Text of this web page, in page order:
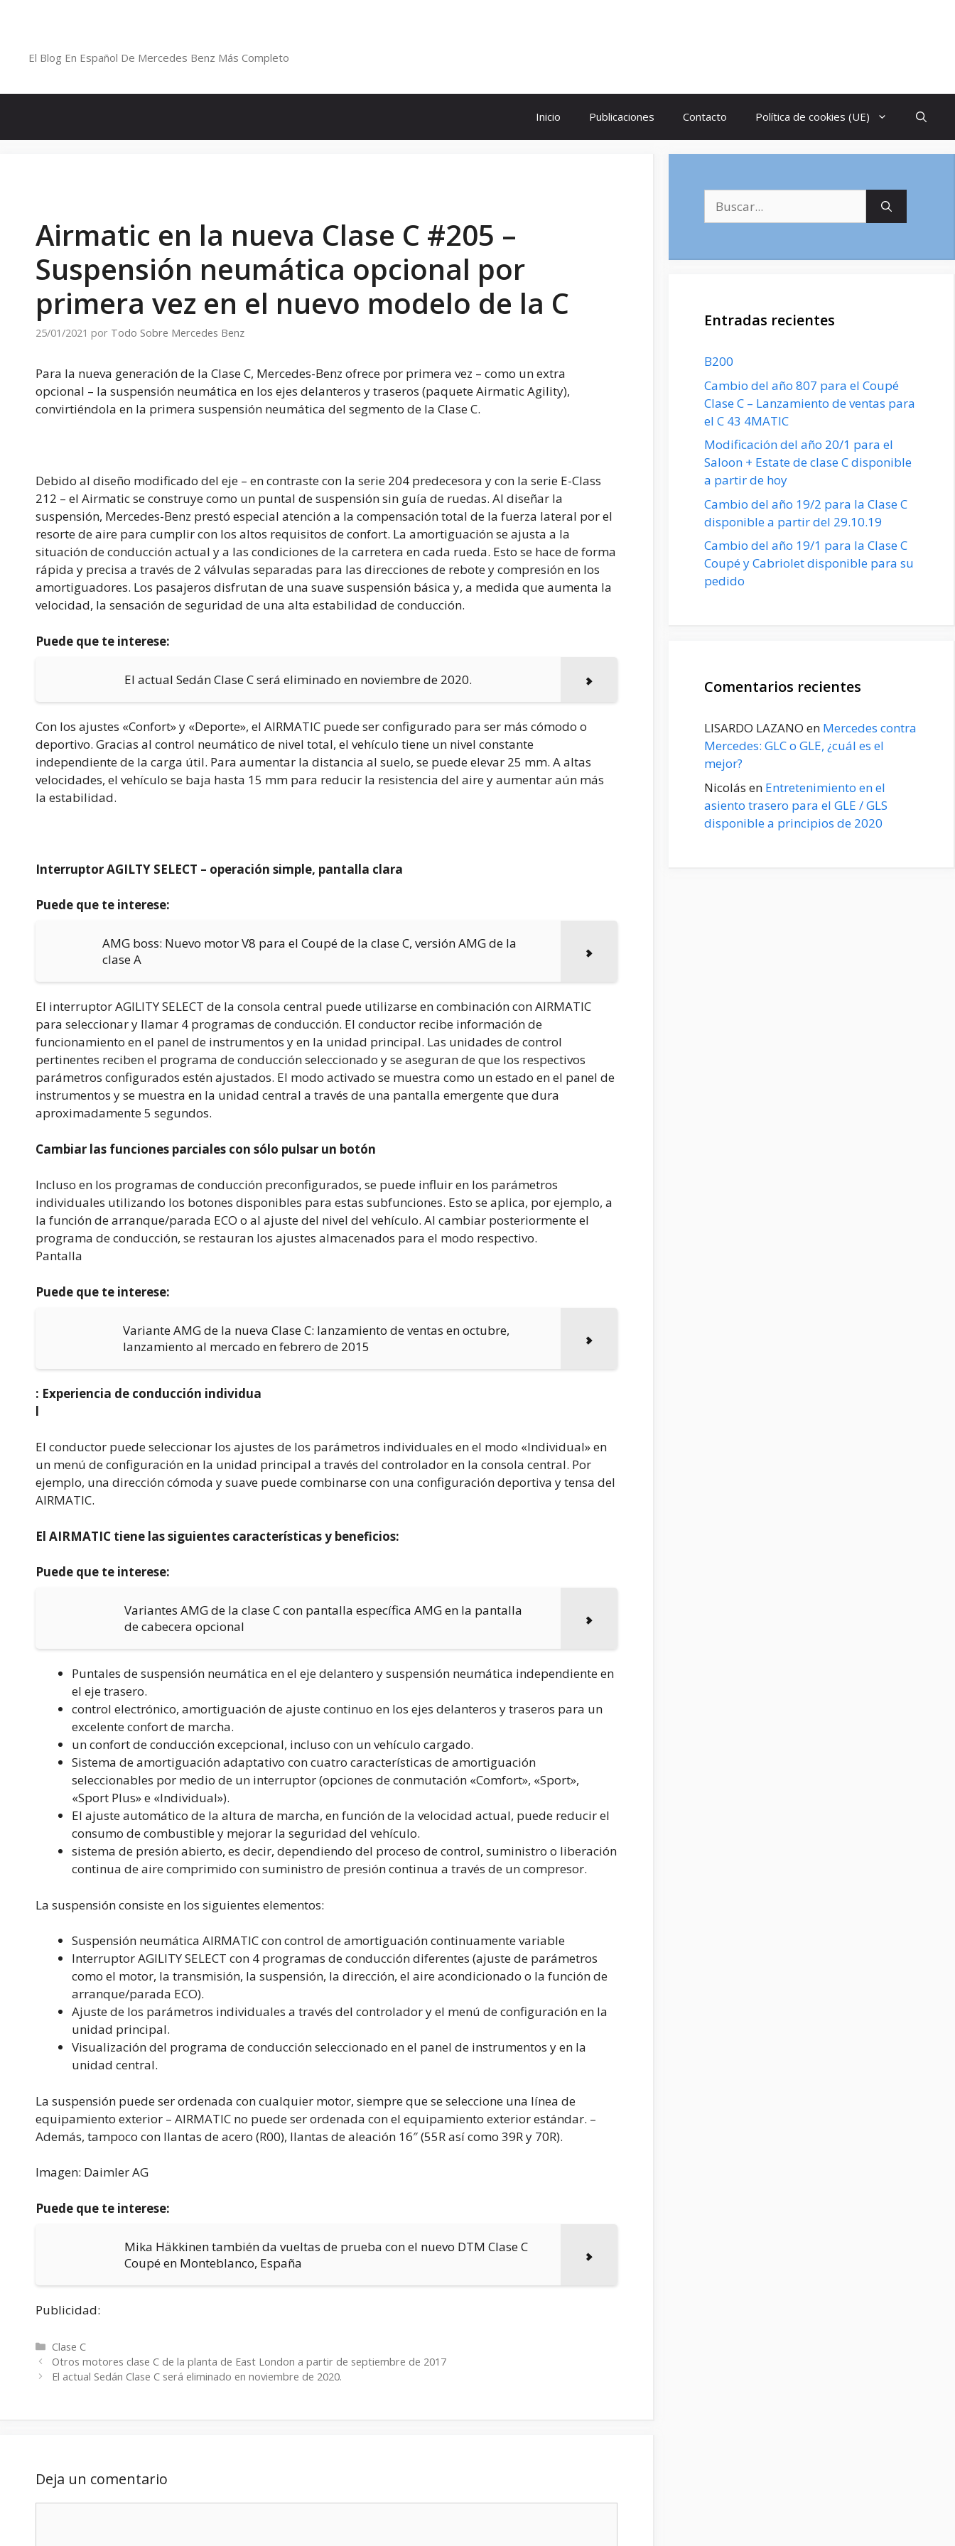
El Blog En Español De Mercedes Benz Más Completo
Inicio Publicaciones Contacto Política de cookies (UE)
Airmatic en la nueva Clase C #205 –
Suspensión neumática opcional por
primera vez en el nuevo modelo de la C
25/01/2021 por Todo Sobre Mercedes Benz
Para la nueva generación de la Clase C, Mercedes-Benz ofrece por primera vez – como un extra
opcional – la suspensión neumática en los ejes delanteros y traseros (paquete Airmatic Agility),
convirtiéndola en la primera suspensión neumática del segmento de la Clase C.
Debido al diseño modificado del eje – en contraste con la serie 204 predecesora y con la serie E-Class
212 – el Airmatic se construye como un puntal de suspensión sin guía de ruedas. Al diseñar la
suspensión, Mercedes-Benz prestó especial atención a la compensación total de la fuerza lateral por el
resorte de aire para cumplir con los altos requisitos de confort. La amortiguación se ajusta a la
situación de conducción actual y a las condiciones de la carretera en cada rueda. Esto se hace de forma
rápida y precisa a través de 2 válvulas separadas para las direcciones de rebote y compresión en los
amortiguadores. Los pasajeros disfrutan de una suave suspensión básica y, a medida que aumenta la
velocidad, la sensación de seguridad de una alta estabilidad de conducción.
Puede que te interese:
El actual Sedán Clase C será eliminado en noviembre de 2020.
Con los ajustes «Confort» y «Deporte», el AIRMATIC puede ser configurado para ser más cómodo o
deportivo. Gracias al control neumático de nivel total, el vehículo tiene un nivel constante
independiente de la carga útil. Para aumentar la distancia al suelo, se puede elevar 25 mm. A altas
velocidades, el vehículo se baja hasta 15 mm para reducir la resistencia del aire y aumentar aún más
la estabilidad.
Interruptor AGILTY SELECT – operación simple, pantalla clara
Puede que te interese:
AMG boss: Nuevo motor V8 para el Coupé de la clase C, versión AMG de la
clase A
El interruptor AGILITY SELECT de la consola central puede utilizarse en combinación con AIRMATIC
para seleccionar y llamar 4 programas de conducción. El conductor recibe información de
funcionamiento en el panel de instrumentos y en la unidad principal. Las unidades de control
pertinentes reciben el programa de conducción seleccionado y se aseguran de que los respectivos
parámetros configurados estén ajustados. El modo activado se muestra como un estado en el panel de
instrumentos y se muestra en la unidad central a través de una pantalla emergente que dura
aproximadamente 5 segundos.
Cambiar las funciones parciales con sólo pulsar un botón
Incluso en los programas de conducción preconfigurados, se puede influir en los parámetros
individuales utilizando los botones disponibles para estas subfunciones. Esto se aplica, por ejemplo, a
la función de arranque/parada ECO o al ajuste del nivel del vehículo. Al cambiar posteriormente el
programa de conducción, se restauran los ajustes almacenados para el modo respectivo.
Pantalla
Puede que te interese:
Variante AMG de la nueva Clase C: lanzamiento de ventas en octubre,
lanzamiento al mercado en febrero de 2015
: Experiencia de conducción individua
l
El conductor puede seleccionar los ajustes de los parámetros individuales en el modo «Individual» en
un menú de configuración en la unidad principal a través del controlador en la consola central. Por
ejemplo, una dirección cómoda y suave puede combinarse con una configuración deportiva y tensa del
AIRMATIC.
El AIRMATIC tiene las siguientes características y beneficios:
Puede que te interese:
Variantes AMG de la clase C con pantalla específica AMG en la pantalla
de cabecera opcional
Puntales de suspensión neumática en el eje delantero y suspensión neumática independiente en
el eje trasero.
control electrónico, amortiguación de ajuste continuo en los ejes delanteros y traseros para un
excelente confort de marcha.
un confort de conducción excepcional, incluso con un vehículo cargado.
Sistema de amortiguación adaptativo con cuatro características de amortiguación
seleccionables por medio de un interruptor (opciones de conmutación «Comfort», «Sport»,
«Sport Plus» e «Individual»).
El ajuste automático de la altura de marcha, en función de la velocidad actual, puede reducir el
consumo de combustible y mejorar la seguridad del vehículo.
sistema de presión abierto, es decir, dependiendo del proceso de control, suministro o liberación
continua de aire comprimido con suministro de presión continua a través de un compresor.
La suspensión consiste en los siguientes elementos:
Suspensión neumática AIRMATIC con control de amortiguación continuamente variable
Interruptor AGILITY SELECT con 4 programas de conducción diferentes (ajuste de parámetros
como el motor, la transmisión, la suspensión, la dirección, el aire acondicionado o la función de
arranque/parada ECO).
Ajuste de los parámetros individuales a través del controlador y el menú de configuración en la
unidad principal.
Visualización del programa de conducción seleccionado en el panel de instrumentos y en la
unidad central.
La suspensión puede ser ordenada con cualquier motor, siempre que se seleccione una línea de
equipamiento exterior – AIRMATIC no puede ser ordenada con el equipamiento exterior estándar. –
Además, tampoco con llantas de acero (R00), llantas de aleación 16″ (55R así como 39R y 70R).
Imagen: Daimler AG
Puede que te interese:
Mika Häkkinen también da vueltas de prueba con el nuevo DTM Clase C
Coupé en Monteblanco, España
Publicidad:
Categorías
Clase C
Otros motores clase C de la planta de East London a partir de septiembre de 2017
El actual Sedán Clase C será eliminado en noviembre de 2020.
Deja un comentario
Entradas recientes
B200
Cambio del año 807 para el Coupé
Clase C – Lanzamiento de ventas para
el C 43 4MATIC
Modificación del año 20/1 para el
Saloon + Estate de clase C disponible
a partir de hoy
Cambio del año 19/2 para la Clase C
disponible a partir del 29.10.19
Cambio del año 19/1 para la Clase C
Coupé y Cabriolet disponible para su
pedido
Comentarios recientes
LISARDO LAZANO en Mercedes contra
Mercedes: GLC o GLE, ¿cuál es el
mejor?
Nicolás en Entretenimiento en el
asiento trasero para el GLE / GLS
disponible a principios de 2020